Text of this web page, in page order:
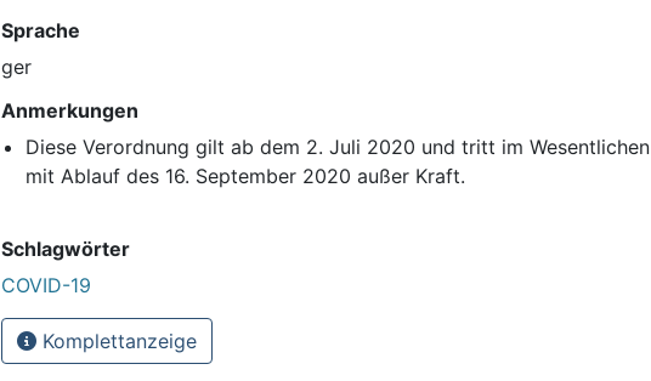
Sprache
ger
Anmerkungen
Diese Verordnung gilt ab dem 2. Juli 2020 und tritt im Wesentlichen
mit Ablauf des 16. September 2020 außer Kraft.
Schlagwörter
COVID-19
Komplettanzeige